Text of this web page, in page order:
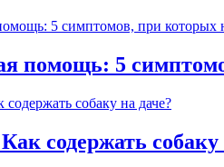
помощь: 5
содержать собаку